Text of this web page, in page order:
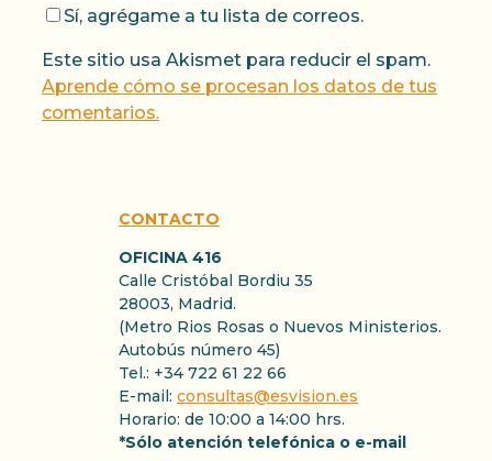
Sí, agrégame a tu lista de correos.
Este sitio usa Akismet para reducir el spam.
Aprende cómo se procesan los datos de tus
comentarios.
CONTACTO
OFICINA 416
Calle Cristóbal Bordiu 35
28003, Madrid.
(Metro Rios Rosas o Nuevos Ministerios.
Autobús número 45)
Tel.: +34 722 61 22 66
E-mail: consultas@esvision.es
Horario: de 10:00 a 14:00 hrs.
*Sólo atención telefónica o e-mail